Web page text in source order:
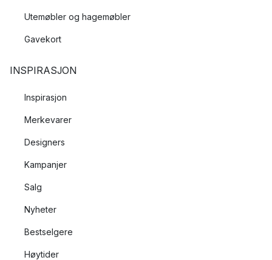
Utemøbler og hagemøbler
Gavekort
INSPIRASJON
Inspirasjon
Merkevarer
Designers
Kampanjer
Salg
Nyheter
Bestselgere
Høytider